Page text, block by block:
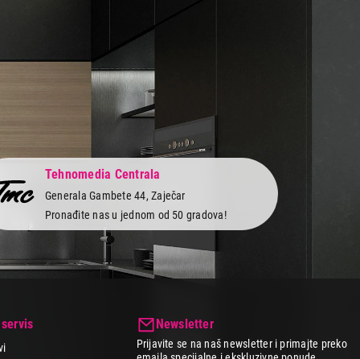
Tehnomedia Centrala
Generala Gambete 44, Zaječar
Pronađite nas u jednom od 50 gradova!
Newsletter
Prijavite se na naš newsletter i primajte preko